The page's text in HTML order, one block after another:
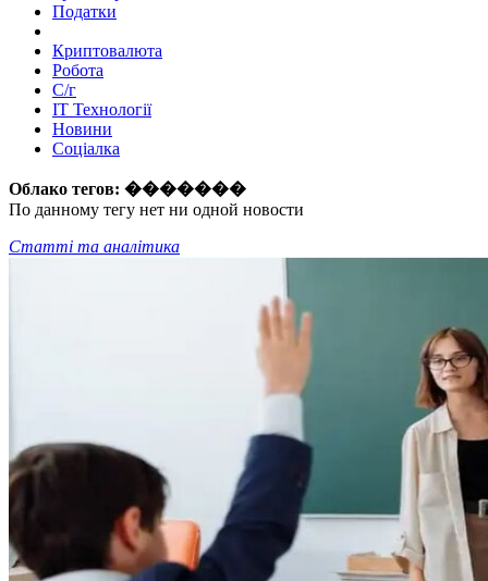
Податки
Криптовалюта
Робота
С/г
ІТ Технології
Новини
Соціалка
Облако тегов: �������
По данному тегу нет ни одной новости
Статті та аналітика